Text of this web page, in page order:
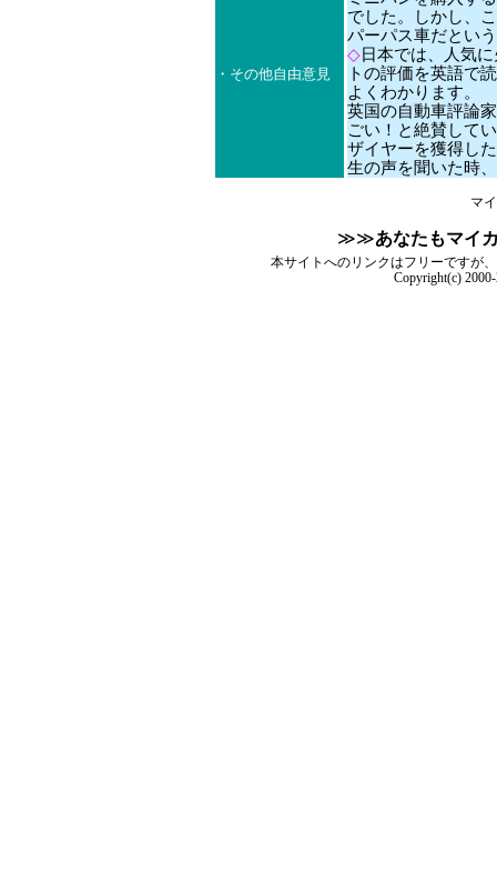
・その他自由意見
でした。しかし、
パーパス車だとい
◇日本では、人気
トの評価を英語で
よくわかります。
英国の自動車評論
ごい！と絶賛して
ザイヤーを獲得し
生の声を聞いた時
マ
≫≫あなたもマイ
本サイトへのリンクはフリーですが
Copyright(c)